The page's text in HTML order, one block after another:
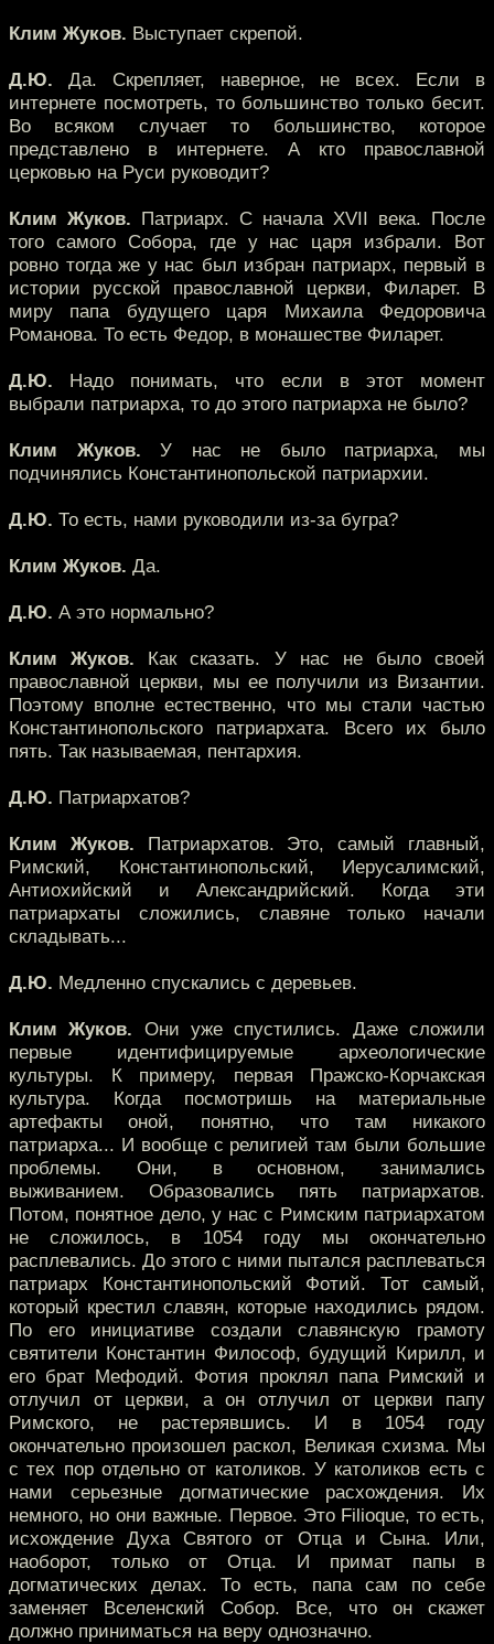
Клим Жуков. Выступает скрепой.
Д.Ю. Да. Скрепляет, наверное, не всех. Если в
интернете посмотреть, то большинство только бесит.
Во всяком случает то большинство, которое
представлено в интернете. А кто православной
церковью на Руси руководит?
Клим Жуков. Патриарх. С начала XVII века. После
того самого Собора, где у нас царя избрали. Вот
ровно тогда же у нас был избран патриарх, первый в
истории русской православной церкви, Филарет. В
миру папа будущего царя Михаила Федоровича
Романова. То есть Федор, в монашестве Филарет.
Д.Ю. Надо понимать, что если в этот момент
выбрали патриарха, то до этого патриарха не было?
Клим Жуков. У нас не было патриарха, мы
подчинялись Константинопольской патриархии.
Д.Ю. То есть, нами руководили из-за бугра?
Клим Жуков. Да.
Д.Ю. А это нормально?
Клим Жуков. Как сказать. У нас не было своей
православной церкви, мы ее получили из Византии.
Поэтому вполне естественно, что мы стали частью
Константинопольского патриархата. Всего их было
пять. Так называемая, пентархия.
Д.Ю. Патриархатов?
Клим Жуков. Патриархатов. Это, самый главный,
Римский, Константинопольский, Иерусалимский,
Антиохийский и Александрийский. Когда эти
патриархаты сложились, славяне только начали
складывать...
Д.Ю. Медленно спускались с деревьев.
Клим Жуков. Они уже спустились. Даже сложили
первые идентифицируемые археологические
культуры. К примеру, первая Пражско-Корчакская
культура. Когда посмотришь на материальные
артефакты оной, понятно, что там никакого
патриарха... И вообще с религией там были большие
проблемы. Они, в основном, занимались
выживанием. Образовались пять патриархатов.
Потом, понятное дело, у нас с Римским патриархатом
не сложилось, в 1054 году мы окончательно
расплевались. До этого с ними пытался расплеваться
патриарх Константинопольский Фотий. Тот самый,
который крестил славян, которые находились рядом.
По его инициативе создали славянскую грамоту
святители Константин Философ, будущий Кирилл, и
его брат Мефодий. Фотия проклял папа Римский и
отлучил от церкви, а он отлучил от церкви папу
Римского, не растерявшись. И в 1054 году
окончательно произошел раскол, Великая схизма. Мы
с тех пор отдельно от католиков. У католиков есть с
нами серьезные догматические расхождения. Их
немного, но они важные. Первое. Это Filioque, то есть,
исхождение Духа Святого от Отца и Сына. Или,
наоборот, только от Отца. И примат папы в
догматических делах. То есть, папа сам по себе
заменяет Вселенский Собор. Все, что он скажет
должно приниматься на веру однозначно.